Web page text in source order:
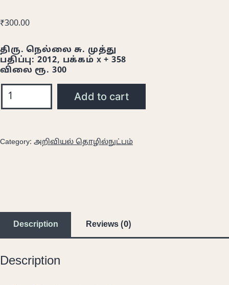
₹300.00
திரு. நெல்லை சு. முத்து
பதிப்பு: 2012, பக்கம் x + 358
விலை ரூ. 300
Add to cart
Category: அறிவியல் தொழில்நுட்பம்
Description Reviews (0)
Description